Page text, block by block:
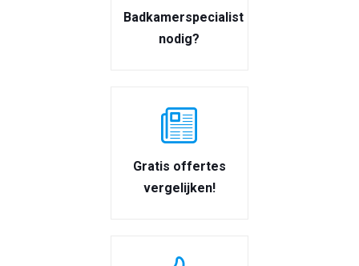
Badkamerspecialist
nodig?
Gratis offertes
vergelijken!